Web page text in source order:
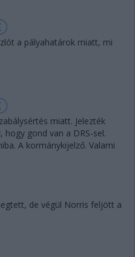
a pályahatárok miatt, mi
miatt. Jelezték
hogy gond van a DRS-sel.
A kormánykijelző. Valami
de végül Norris feljött a